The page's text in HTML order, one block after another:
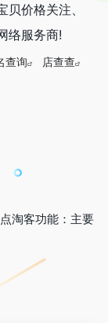
价格关注、
络服务商!
查询
店查查
淘客功能：主要